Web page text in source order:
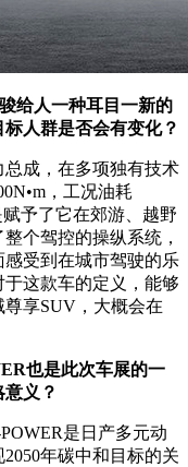
给人一种耳目一新的
人群是否会有变化？
成，在多项独有技术
，工况油耗
予了它在郊游、越野
个驾控的操纵系统，
受到在城市驾驶的乐
这款车的定义，能够
享SUV，大概会在
也是此次车展的一
义？
是日产多元动
年碳中和目标的关